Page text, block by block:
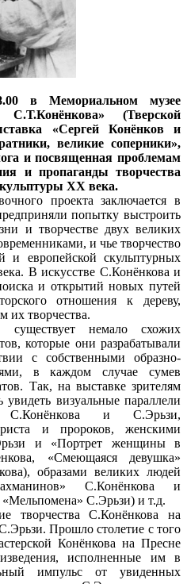
в Мемориальном музее
С.Т.Конёнкова» (Тверской
«Сергей Конёнков и
великие соперники»,
и посвященная проблемам
и пропаганды творчества
ХХ века.
проекта заключается в
попытку выстроить
и творчестве двух великих
и чье творчество
и европейской скульптурных
В искусстве С.Конёнкова и
и открытий новых путей
отношения к дереву,
их творчества.
существует немало схожих
которые они разрабатывали
с собственными образно-
в каждом случае сумев
Так, на выставке зрителям
увидеть визуальные параллели
С.Конёнкова и С.Эрьзи,
и пророков, женскими
и «Портрет женщины в
«Смеющаяся девушка»
образами великих людей
С.Конёнкова и
С.Эрьзи) и т.д.
творчества С.Конёнкова на
Прошло столетие с того
Конёнкова на Пресне
исполненные им в
импульс от увиденных